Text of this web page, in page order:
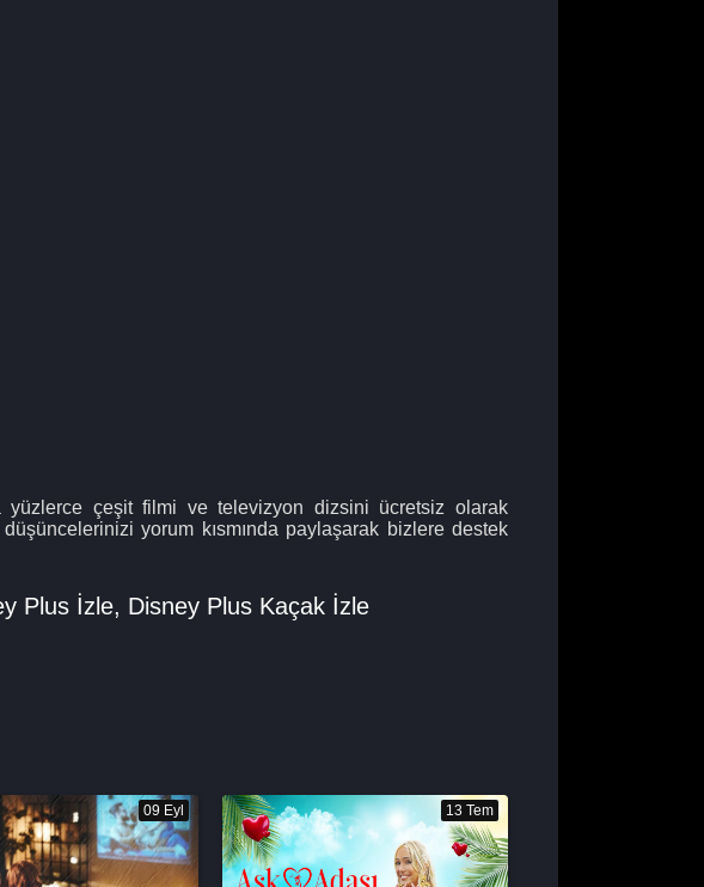
çeşit filmi ve televizyon dizsini ücretsiz olarak
yorum kısmında paylaşarak bizlere destek
Plus İzle, Disney Plus Kaçak İzle
09 Eyl 13 Tem